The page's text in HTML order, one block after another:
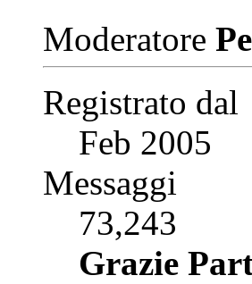
Moderatore
Registrato dal
Feb 2005
Messaggi
73,243
Grazie